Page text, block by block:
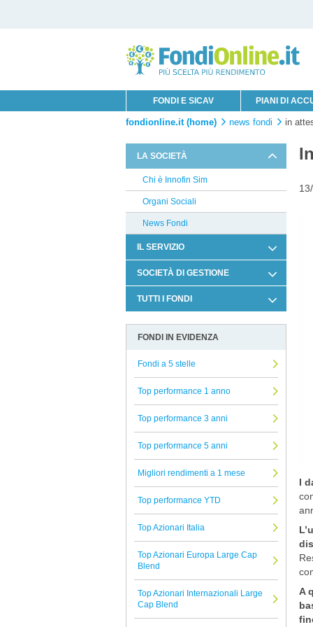
FONDI E SICAV PIANI DI
fondionline.it (home) news fondi in
LA SOCIETÀ
Chi è Innofin Sim
Organi Sociali
News Fondi
IL SERVIZIO
Condizioni di Utilizzo
Legale
Arbitro Controversie Finanziarie
Informativa Cookie
Reclami Assicurativi
SOCIETÀ DI GESTIONE
Aviva
Rothschild
EI Sturdza
Nord Est
Banor
DWS
Axa
Tendercapital
DNCA Finance
Hedge Invest
UBS
UTI International
TUTTI I FONDI
Allocazione
Azionari
Beni reali
Strategie alternative
Titoli a reddito fisso
Titoli Ibridi
Tutti i fondi confrontati
I
A
FONDI IN EVIDENZA
Fondi a 5 stelle
Top performance 1 anno
Top performance 3 anni
Top performance 5 anni
Migliori rendimenti a 1 mese
Top performance YTD
Top Azionari Italia
Top Azionari Europa Large Cap
Blend
Top Azionari Internazionali Large
Cap Blend